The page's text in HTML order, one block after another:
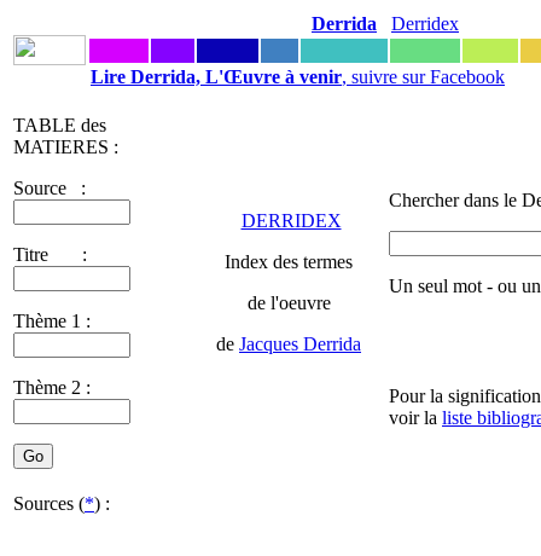
Derrida Derridex
Lire Derrida, L'Œuvre à venir, suivre sur Facebook
TABLE des
MATIERES :
Source :
Titre :
Thème 1 :
Thème 2 :
DERRIDEX
Index des termes
de l'oeuvre
de Jacques Derrida
Chercher dans le
Un seul mot - ou
Pour la
voir la liste
Sources (*) :